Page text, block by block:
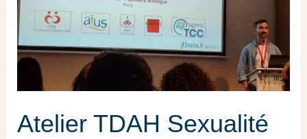
Atelier TDAH Sexualité
JF3S
2025
à
Montpellier